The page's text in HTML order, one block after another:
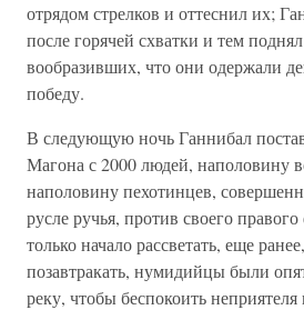
отрядом стрелков и оттеснил их;
после горячей схватки и тем
вообразивших, что они одержали
победу.
В следующую ночь Ганнибал
Магона с 2000 людей, наполовину
наполовину пехотинцев,
русле ручья, против своего
только начало рассветать, еще
позавтракать, нумидийцы были
реку, чтобы беспокоить неприятеля